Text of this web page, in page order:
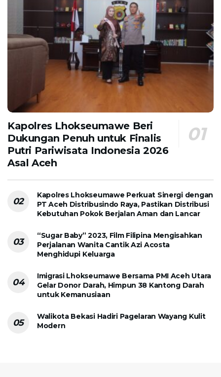
Kapolres Lhokseumawe Beri
Dukungan Penuh untuk Finalis
Putri Pariwisata Indonesia 2026
Asal Aceh
Kapolres Lhokseumawe Perkuat Sinergi dengan
PT Aceh Distribusindo Raya, Pastikan Distribusi
Kebutuhan Pokok Berjalan Aman dan Lancar
“Sugar Baby” 2023, Film Filipina Mengisahkan
Perjalanan Wanita Cantik Azi Acosta
Menghidupi Keluarga
Imigrasi Lhokseumawe Bersama PMI Aceh Utara
Gelar Donor Darah, Himpun 38 Kantong Darah
untuk Kemanusiaan
Walikota Bekasi Hadiri Pagelaran Wayang Kulit
Modern